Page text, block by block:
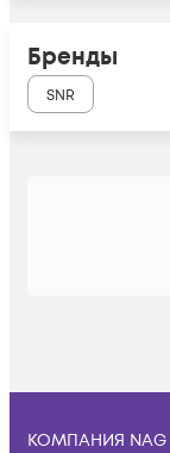
Бренды
SNR
КОМПАНИЯ NAG